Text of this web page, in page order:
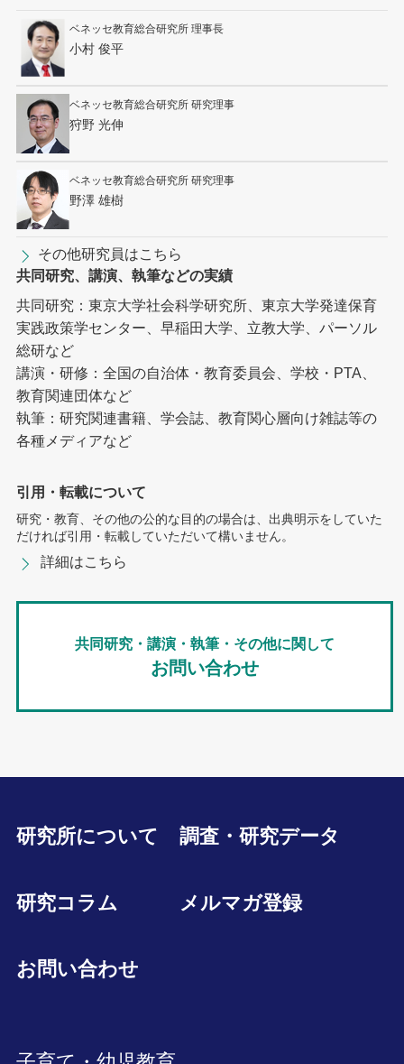
ベネッセ教育総合研究所 理事長
小村 俊平
ベネッセ教育総合研究所 研究理事
狩野 光伸
ベネッセ教育総合研究所 研究理事
野澤 雄樹
その他研究員はこちら
共同研究、講演、執筆などの実績
共同研究：東京大学社会科学研究所、東京大学発達保育
実践政策学センター、早稲田大学、立教大学、パーソル
総研など
講演・研修：全国の自治体・教育委員会、学校・PTA、
教育関連団体など
執筆：研究関連書籍、学会誌、教育関心層向け雑誌等の
各種メディアなど
引用・転載について
研究・教育、その他の公的な目的の場合は、出典明示をしていた
だければ引用・転載していただいて構いません。
詳細はこちら
共同研究・講演・執筆・その他に関して
お問い合わせ
研究所について 調査・研究データ
研究コラム メルマガ登録
お問い合わせ